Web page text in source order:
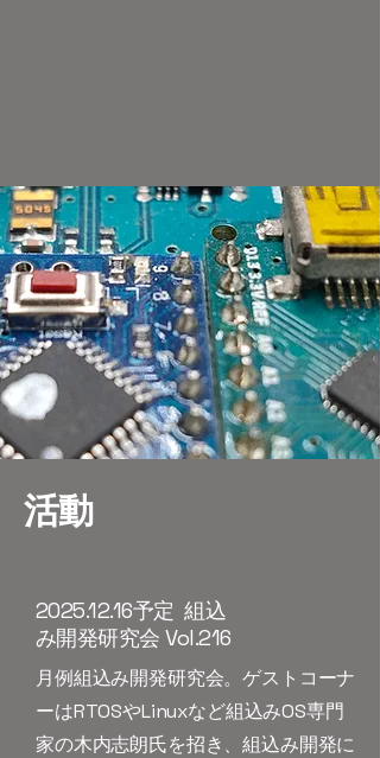
活動
​2025.12.16予定 組込
み開発研究会 Vol.216
月例組込み開発研究会。ゲストコーナ
ーはRTOSやLinuxなど組込みOS専門
家の木内志朗氏を招き、組込み開発に